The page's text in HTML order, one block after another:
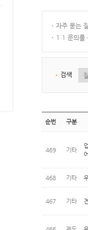
자주 묻는
1:1 문의를
검색
순번 구분
469 기타
468 기타
467 기타